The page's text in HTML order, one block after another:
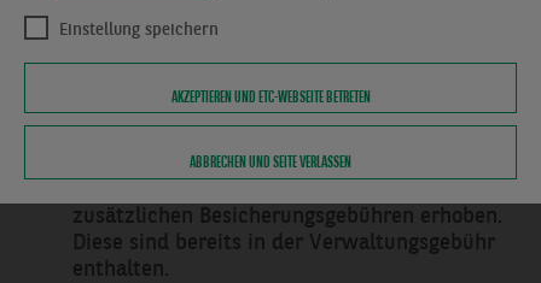
Für ETCs der BNP Paribas gibt es nur eine
Verwaltungsgebühr für alle Kosten, die auf der
Website dargestellt wird. Es werden keine
zusätzlichen Besicherungsgebühren erhoben.
Diese sind bereits in der Verwaltungsgebühr
enthalten.
Einstellung speichern
AKZEPTIEREN UND ETC-WEBSEITE BETRETEN
ABBRECHEN UND SEITE VERLASSEN